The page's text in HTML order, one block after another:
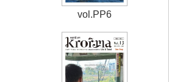
vol.PP6